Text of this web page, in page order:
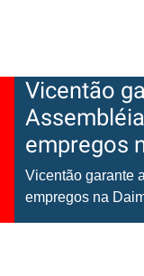
Vicentão
empregos
Vicentão garante
empregos na